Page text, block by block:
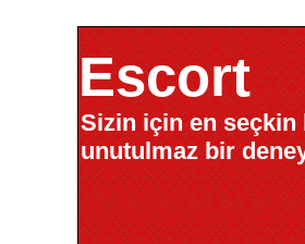
Escort
Sizin için en seçkin
unutulmaz bir